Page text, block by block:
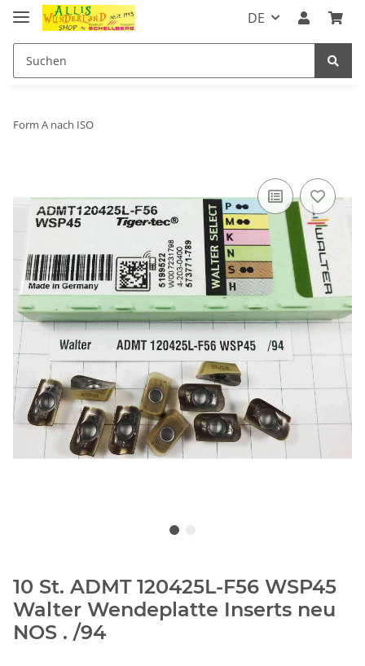
DE
Form A nach ISO
10 St. ADMT 120425L-F56 WSP45
Walter Wendeplatte Inserts neu
NOS . /94